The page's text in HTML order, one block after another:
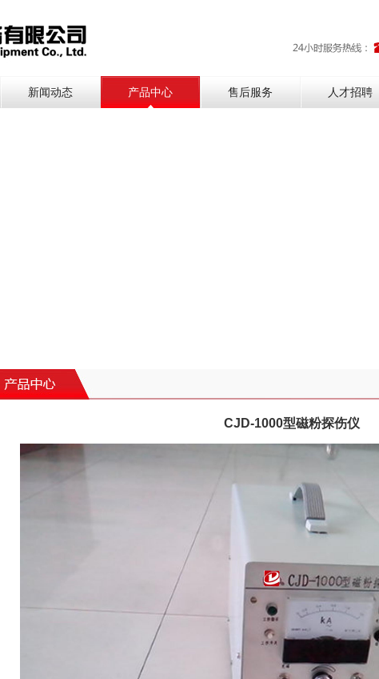
新闻动态 产品中心 售后服务 人才招聘
CJD-1000型磁粉探伤仪